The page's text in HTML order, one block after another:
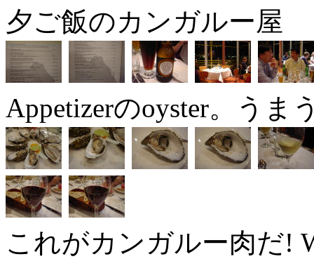
夕ご飯のカンガルー屋
Appetizerのoyster。うま
これがカンガルー肉だ!